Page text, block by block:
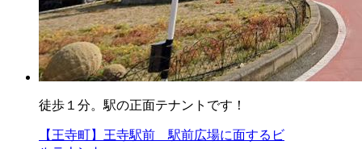
徒歩１分。駅の正面テナントです！
【王寺町】王寺駅前 駅前広場に面するビ